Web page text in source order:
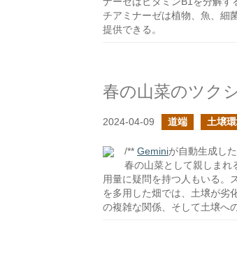
チアミナーゼは植物、魚、細
提供できる。
春の山菜のツク
2024-04-09 道端 土壌
/** Geminiが自動生成し
春の山菜として親しまれ
用量に疑問を持つ人もいる。
を多用した畑では、土壌が劣
の複雑な関係、そして土壌へ